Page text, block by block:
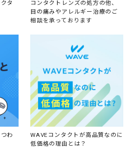
タ
コンタクトレンズの処方の他、
目の痛みやアレルギー治療のご
相談を承っております
わ
WAVEコンタクトが高品質なのに
低価格の理由とは？